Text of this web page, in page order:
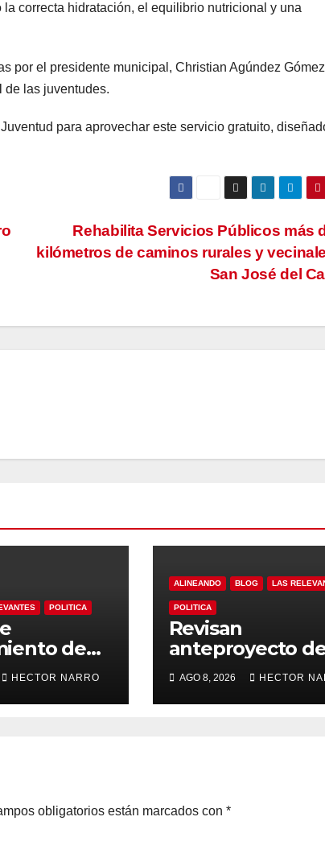
correcta hidratación, el equilibrio nutricional y una
por el presidente municipal, Christian Agúndez
de las juventudes.
para aprovechar este servicio gratuito,
Rehabilita Servicios Públicos más
kilómetros de caminos rurales y
San José del
POLITICA
de
de
HECTOR NARRO
ALINEANDO BLOG LAS
POLITICA
Revisan
anteproyecto
Lineamientos
GMUPEA en Los
Cabos
AGO 8, 2026 HECTOR
obligatorios están marcados con *